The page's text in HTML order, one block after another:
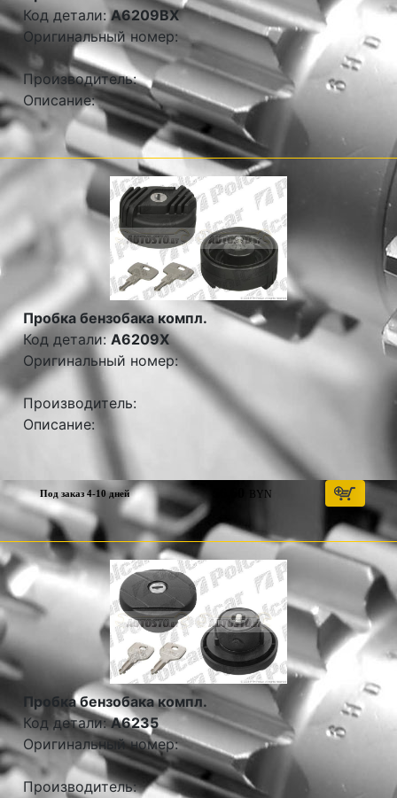
Код детали:A6209BX
Оригинальный номер:
Производитель:
Описание:
Пробка бензобака компл.
Код детали:A6209X
Оригинальный номер:
Производитель:
Описание:
Под заказ 4-10 дней BYN
Пробка бензобака компл.
Код детали:A6235
Оригинальный номер:
Производитель: